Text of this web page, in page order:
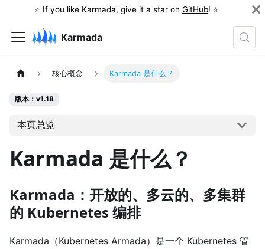
⭐️ If you like Karmada, give it a star on GitHub! ⭐️
Karmada
核心概念 Karmada 是什么？
版本：v1.18
本页总览
Karmada 是什么？
Karmada：开放的、多云的、多集群
的 Kubernetes 编排
Karmada（Kubernetes Armada）是一个 Kubernetes 管